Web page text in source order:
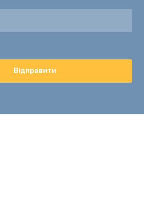
Відправити